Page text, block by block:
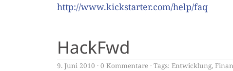
http://www.kickstarter.com/help/faq
HackFwd
9. Juni 2010 0 Kommentare Tags: Entwicklung,